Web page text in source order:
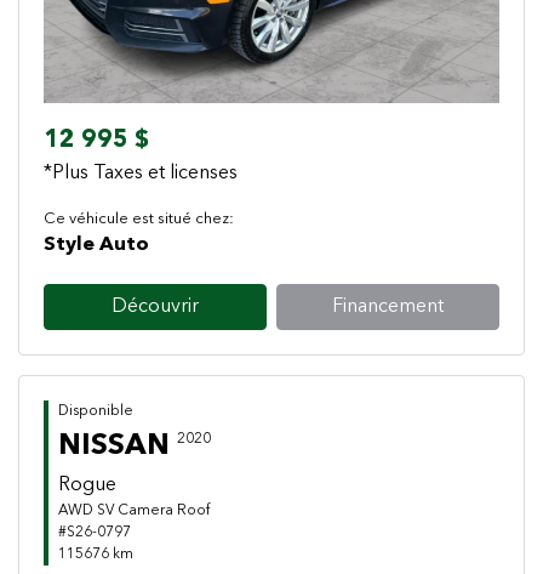
12 995 $
*Plus Taxes et licenses
Ce véhicule est situé chez:
Style Auto
Découvrir Financement
Disponible
NISSAN 2020
Rogue
AWD SV Camera Roof
#S26-0797
115676 km